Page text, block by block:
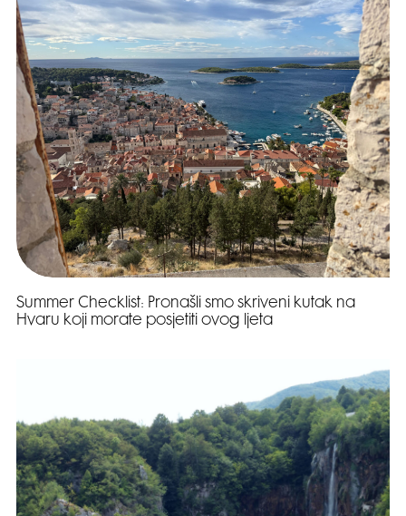
Summer Checklist: Pronašli smo skriveni kutak na
Hvaru koji morate posjetiti ovog ljeta